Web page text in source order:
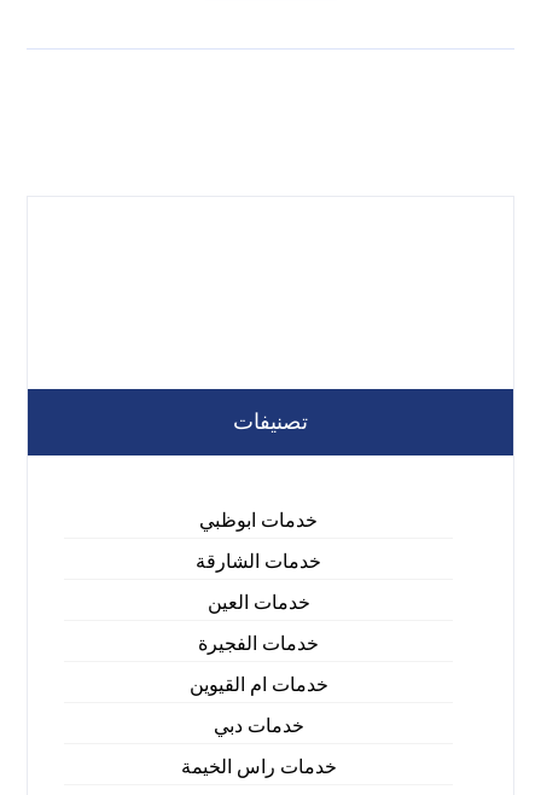
تصنيفات
خدمات ابوظبي
خدمات الشارقة
خدمات العين
خدمات الفجيرة
خدمات ام القيوين
خدمات دبي
خدمات راس الخيمة